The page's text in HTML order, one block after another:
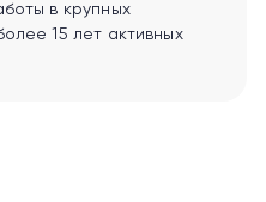
в крупных
15 лет активных